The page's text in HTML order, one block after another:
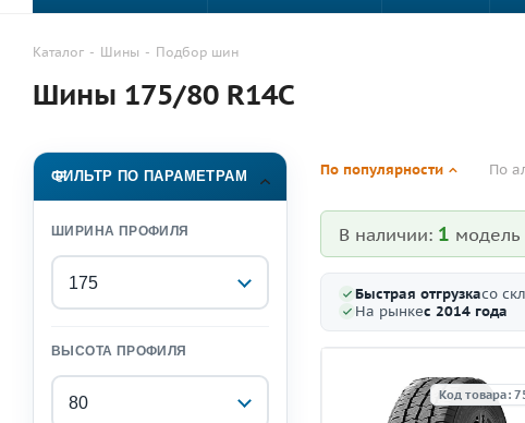
Каталог - Шины - Подбор шин
Шины 175/80 R14C
По популярности По
В наличии: 1 модель
Быстрая отгрузкасо
На рынкес 2014 года
Код товара:
ФИЛЬТР ПО ПАРАМЕТРАМ
ШИРИНА ПРОФИЛЯ
175
ВЫСОТА ПРОФИЛЯ
80